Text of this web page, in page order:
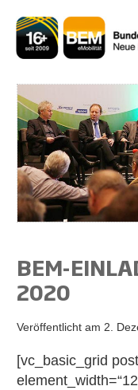
Inhalt
springen
BEM-
2020
Veröffentlicht am 2.
[vc_basic_grid